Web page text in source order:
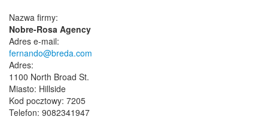
Nazwa firmy:
Nobre-Rosa Agency
Adres e-mail:
fernando@breda.com
Adres:
1100 North Broad St.
Miasto: Hillside
Kod pocztowy: 7205
Telefon: 9082341947